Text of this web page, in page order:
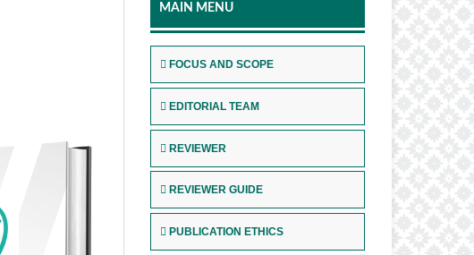
MAIN MENU
FOCUS AND SCOPE
EDITORIAL TEAM
REVIEWER
REVIEWER GUIDE
PUBLICATION ETHICS